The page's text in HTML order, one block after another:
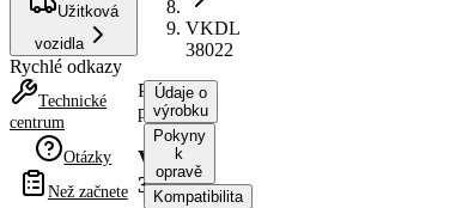
Užitková
vozidla
Rychlé odkazy
Technické
centrum
Otázky
Než začnete
VKDL
38022
Pružina
podvozku
VKDL
38022
Údaje o
výrobku
Pokyny
k
opravě
Kompatibilita